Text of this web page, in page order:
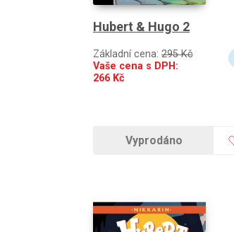
Hubert & Hugo 2
Základní cena: 295 Kč
Vaše cena s DPH:
266 Kč
Vyprodáno